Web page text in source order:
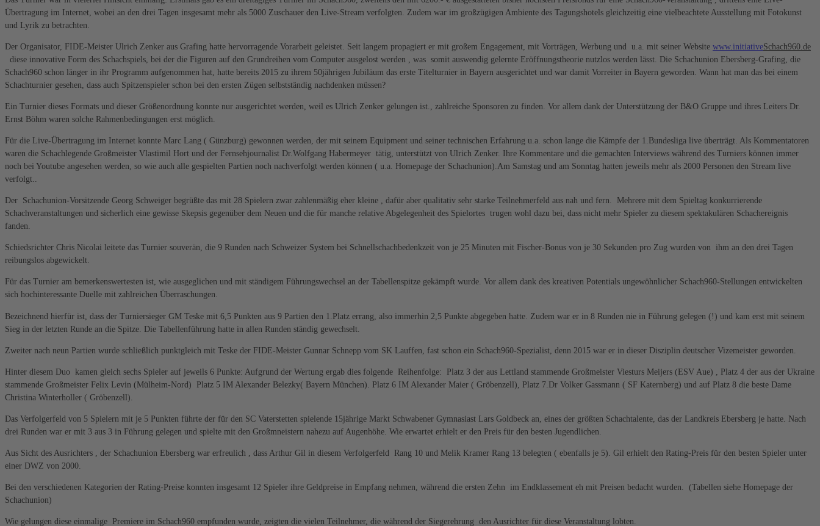
Übertragung im Internet, wobei an den drei Tagen insgesamt mehr als 5000 Zuschauer den Live-Stream verfolgten. Zudem war im großzügigen Ambiente des Tagungshotels gleichzeitig eine vielbeachtete Ausstellung mit Fotokunst
und Lyrik zu betrachten.
Der Organisator, FIDE-Meister Ulrich Zenker aus Grafing hatte hervorragende Vorarbeit geleistet. Seit langem propagiert er mit großem Engagement, mit Vorträgen, Werbung und u.a. mit seiner Website www.initiativeSchach960.de
diese innovative Form des Schachspiels, bei der die Figuren auf den Grundreihen vom Computer ausgelost werden , was somit auswendig gelernte Eröffnungstheorie nutzlos werden lässt. Die Schachunion Ebersberg-Grafing, die
Schach960 schon länger in ihr Programm aufgenommen hat, hatte bereits 2015 zu ihrem 50jährigen Jubiläum das erste Titelturnier in Bayern ausgerichtet und war damit Vorreiter in Bayern geworden. Wann hat man das bei einem
Schachturnier gesehen, dass auch Spitzenspieler schon bei den ersten Zügen selbstständig nachdenken müssen?
Ein Turnier dieses Formats und dieser Größenordnung konnte nur ausgerichtet werden, weil es Ulrich Zenker gelungen ist., zahlreiche Sponsoren zu finden. Vor allem dank der Unterstützung der B&O Gruppe und ihres Leiters Dr.
Ernst Böhm waren solche Rahmenbedingungen erst möglich.
Für die Live-Übertragung im Internet konnte Marc Lang ( Günzburg) gewonnen werden, der mit seinem Equipment und seiner technischen Erfahrung u.a. schon lange die Kämpfe der 1.Bundesliga live überträgt. Als Kommentatoren
waren die Schachlegende Großmeister Vlastimil Hort und der Fernsehjournalist Dr.Wolfgang Habermeyer tätig, unterstützt von Ulrich Zenker. Ihre Kommentare und die gemachten Interviews während des Turniers können immer
noch bei Youtube angesehen werden, so wie auch alle gespielten Partien noch nachverfolgt werden können ( u.a. Homepage der Schachunion).Am Samstag und am Sonntag hatten jeweils mehr als 2000 Personen den Stream live
verfolgt..
Der Schachunion-Vorsitzende Georg Schweiger begrüßte das mit 28 Spielern zwar zahlenmäßig eher kleine , dafür aber qualitativ sehr starke Teilnehmerfeld aus nah und fern. Mehrere mit dem Spieltag konkurrierende
Schachveranstaltungen und sicherlich eine gewisse Skepsis gegenüber dem Neuen und die für manche relative Abgelegenheit des Spielortes trugen wohl dazu bei, dass nicht mehr Spieler zu diesem spektakulären Schachereignis
fanden.
Schiedsrichter Chris Nicolai leitete das Turnier souverän, die 9 Runden nach Schweizer System bei Schnellschachbedenkzeit von je 25 Minuten mit Fischer-Bonus von je 30 Sekunden pro Zug wurden von ihm an den drei Tagen
reibungslos abgewickelt.
Für das Turnier am bemerkenswertesten ist, wie ausgeglichen und mit ständigem Führungswechsel an der Tabellenspitze gekämpft wurde. Vor allem dank des kreativen Potentials ungewöhnlicher Schach960-Stellungen entwickelten
sich hochinteressante Duelle mit zahlreichen Überraschungen.
Bezeichnend hierfür ist, dass der Turniersieger GM Teske mit 6,5 Punkten aus 9 Partien den 1.Platz errang, also immerhin 2,5 Punkte abgegeben hatte. Zudem war er in 8 Runden nie in Führung gelegen (!) und kam erst mit seinem
Sieg in der letzten Runde an die Spitze. Die Tabellenführung hatte in allen Runden ständig gewechselt.
Zweiter nach neun Partien wurde schließlich punktgleich mit Teske der FIDE-Meister Gunnar Schnepp vom SK Lauffen, fast schon ein Schach960-Spezialist, denn 2015 war er in dieser Disziplin deutscher Vizemeister geworden.
Hinter diesem Duo kamen gleich sechs Spieler auf jeweils 6 Punkte: Aufgrund der Wertung ergab dies folgende Reihenfolge: Platz 3 der aus Lettland stammende Großmeister Viesturs Meijers (ESV Aue) , Platz 4 der aus der Ukraine
stammende Großmeister Felix Levin (Mülheim-Nord) Platz 5 IM Alexander Belezky( Bayern München). Platz 6 IM Alexander Maier ( Gröbenzell), Platz 7.Dr Volker Gassmann ( SF Katernberg) und auf Platz 8 die beste Dame
Christina Winterholler ( Gröbenzell).
Das Verfolgerfeld von 5 Spielern mit je 5 Punkten führte der für den SC Vaterstetten spielende 15jährige Markt Schwabener Gymnasiast Lars Goldbeck an, eines der größten Schachtalente, das der Landkreis Ebersberg je hatte. Nach
drei Runden war er mit 3 aus 3 in Führung gelegen und spielte mit den Großmneistern nahezu auf Augenhöhe. Wie erwartet erhielt er den Preis für den besten Jugendlichen.
Aus Sicht des Ausrichters , der Schachunion Ebersberg war erfreulich , dass Arthur Gil in diesem Verfolgerfeld Rang 10 und Melik Kramer Rang 13 belegten ( ebenfalls je 5). Gil erhielt den Rating-Preis für den besten Spieler unter
einer DWZ von 2000.
Bei den verschiedenen Kategorien der Rating-Preise konnten insgesamt 12 Spieler ihre Geldpreise in Empfang nehmen, während die ersten Zehn im Endklassement eh mit Preisen bedacht wurden. (Tabellen siehe Homepage der
Schachunion)
Wie gelungen diese einmalige Premiere im Schach960 empfunden wurde, zeigten die vielen Teilnehmer, die während der Siegerehrung den Ausrichter für diese Veranstaltung lobten.